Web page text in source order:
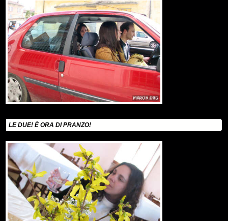
LE DUE! È ORA DI PRANZO!